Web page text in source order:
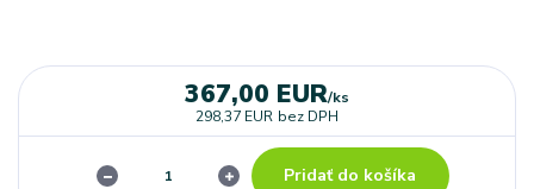
367,00 EUR/ks
298,37 EUR bez DPH
Pridať do košíka